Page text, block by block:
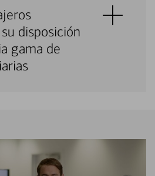
disposición
gama de